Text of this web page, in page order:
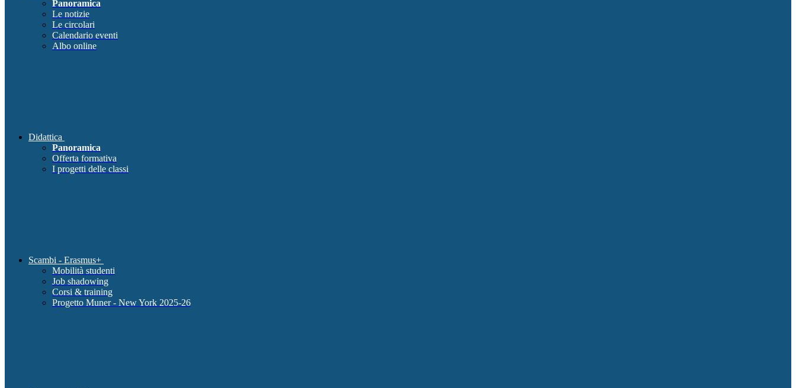
Panoramica
Le notizie
Le circolari
Calendario eventi
Albo online
Didattica
Panoramica
Offerta formativa
I progetti delle classi
Scambi - Erasmus+
Mobilità studenti
Job shadowing
Corsi & training
Progetto Muner - New York 2025-26